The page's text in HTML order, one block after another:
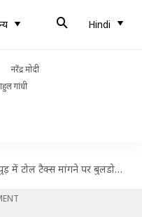
Hindi
नरेंद्र मोदी
गांधी
टैक्स मांगने पर बुलडोजर चालक नाराज, तोड़फोड़ की